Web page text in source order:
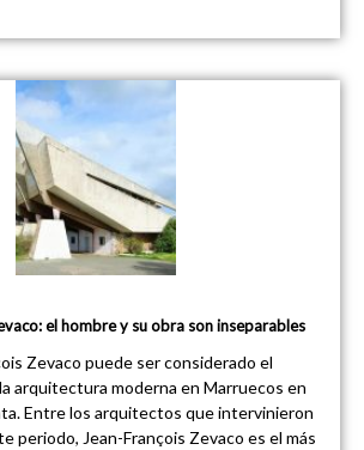
el hombre y su obra son inseparables
Zevaco puede ser considerado el
arquitectura moderna en Marruecos en
Entre los arquitectos que intervinieron
periodo, Jean-François Zevaco es el más